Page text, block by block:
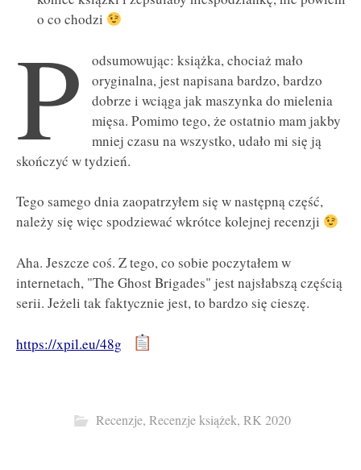
o co chodzi
P
odsumowując: książka, chociaż mało
oryginalna, jest napisana bardzo, bardzo
dobrze i wciąga jak maszynka do mielenia
mięsa. Pomimo tego, że ostatnio mam jakby
mniej czasu na wszystko, udało mi się ją
skończyć w tydzień.
Tego samego dnia zaopatrzyłem się w następną część,
należy się więc spodziewać wkrótce kolejnej recenzji
Aha. Jeszcze coś. Z tego, co sobie poczytałem w
internetach, "The Ghost Brigades" jest najsłabszą częścią
serii. Jeżeli tak faktycznie jest, to bardzo się cieszę.
https://xpil.eu/48g
Recenzje, Recenzje książek, RK 2020